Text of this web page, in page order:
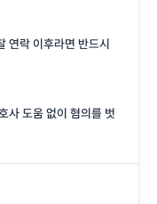
연락 이후라면 반드시
사 도움 없이 혐의를 벗